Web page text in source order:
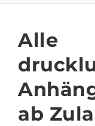
Alle
ab